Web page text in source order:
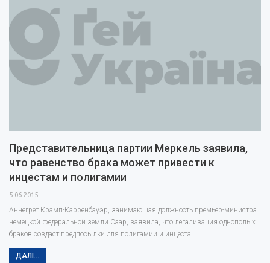
Представительница партии Меркель заявила,
что равенство брака может привести к
инцестам и полигамии
5.06.2015
Аннегрет Крамп-Карренбауэр, занимающая должность премьер-министра
немецкой федеральной земли Саар, заявила, что легализация однополых
браков создаст предпосылки для полигамии и инцеста.…
ДАЛІ...